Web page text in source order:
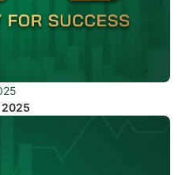
2025